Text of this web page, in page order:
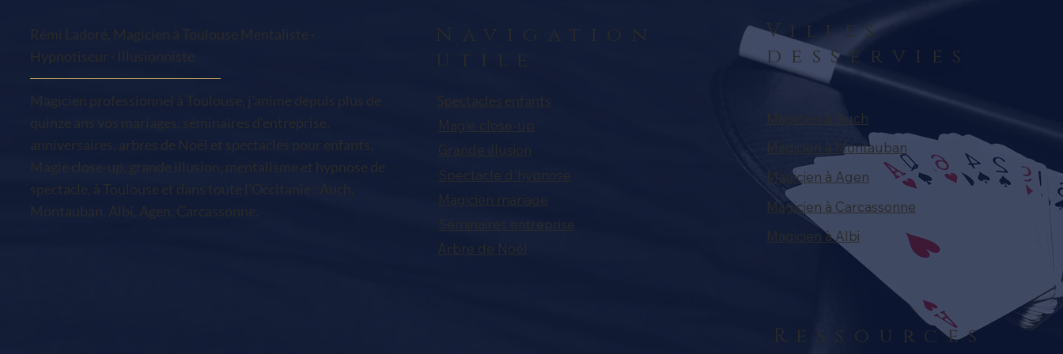
Rémi Ladoré, Magicien à Toulouse Mentaliste ·
Hypnotiseur · Illusionniste
Magicien professionnel à Toulouse, j'anime depuis plus de
quinze ans vos mariages, séminaires d'entreprise,
anniversaires, arbres de Noël et spectacles pour enfants.
Magie close-up, grande illusion, mentalisme et hypnose de
spectacle, à Toulouse et dans toute l'Occitanie : Auch,
Montauban, Albi, Agen, Carcassonne.
Navigation
utile
Spectacles enfants
Magie close-up
Grande illusion
Spectacle d'hypnose
Magicien mariage
Séminaires entreprise
Arbre de Noël
Villes
desservies
Magicien à Auch
Magicien à Montauban
Magicien à Agen
Magicien à Carcassonne
Magicien à Albi
Ressources